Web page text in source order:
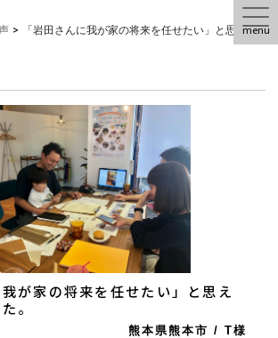
menu
> 「岩田さんに我が家の将来を任せたい」と思えた安
我が家の将来を任せたい」と思え
。
熊本県熊本市 / T様